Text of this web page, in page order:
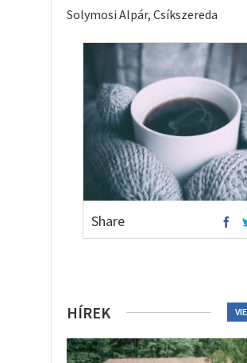
Solymosi Alpár, Csíkszereda
Share
HÍREK